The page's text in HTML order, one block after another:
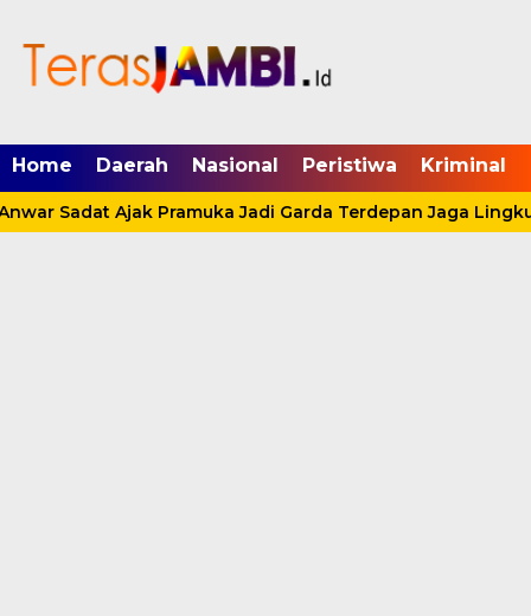
Home Daerah Nasional Peristiwa Kriminal
Sadat Ajak Pramuka Jadi Garda Terdepan Jaga